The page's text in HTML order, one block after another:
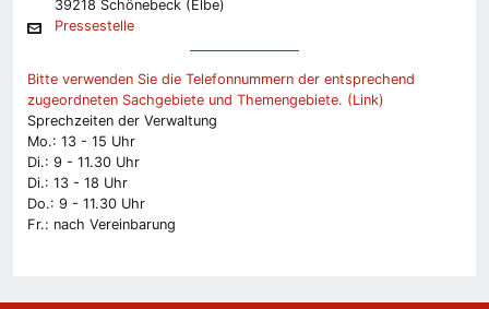
39218 Schönebeck (Elbe)
Pressestelle
Bitte verwenden Sie die Telefonnummern der entsprechend
zugeordneten Sachgebiete und Themengebiete. (Link)
Sprechzeiten der Verwaltung
Mo.: 13 - 15 Uhr
Di.: 9 - 11.30 Uhr
Di.: 13 - 18 Uhr
Do.: 9 - 11.30 Uhr
Fr.: nach Vereinbarung